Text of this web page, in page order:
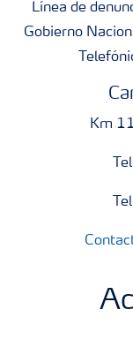
Línea de
Gobierno
Km